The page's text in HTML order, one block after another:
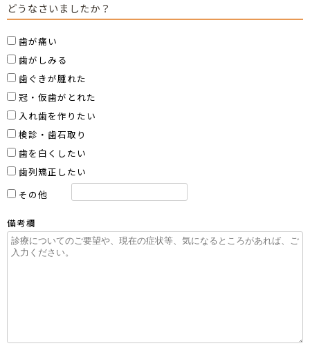
どうなさいましたか？
歯が痛い
歯がしみる
歯ぐきが腫れた
冠・仮歯がとれた
入れ歯を作りたい
検診・歯石取り
歯を白くしたい
歯列矯正したい
その他
備考欄